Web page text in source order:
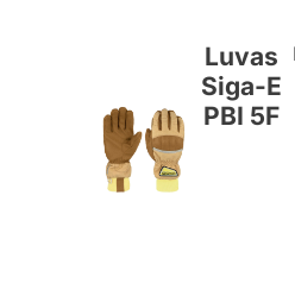
Luvas
Siga-E
PBI 5F